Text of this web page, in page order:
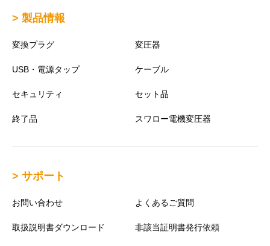
> 製品情報
変換プラグ 変圧器
USB・電源タップ ケーブル
セキュリティ セット品
終了品 スワロー電機変圧器
> サポート
お問い合わせ よくあるご質問
取扱説明書ダウンロード 非該当証明書発行依頼